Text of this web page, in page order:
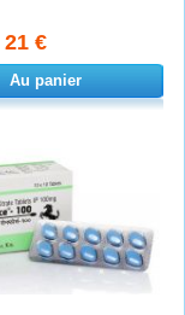
21 €
Au panier